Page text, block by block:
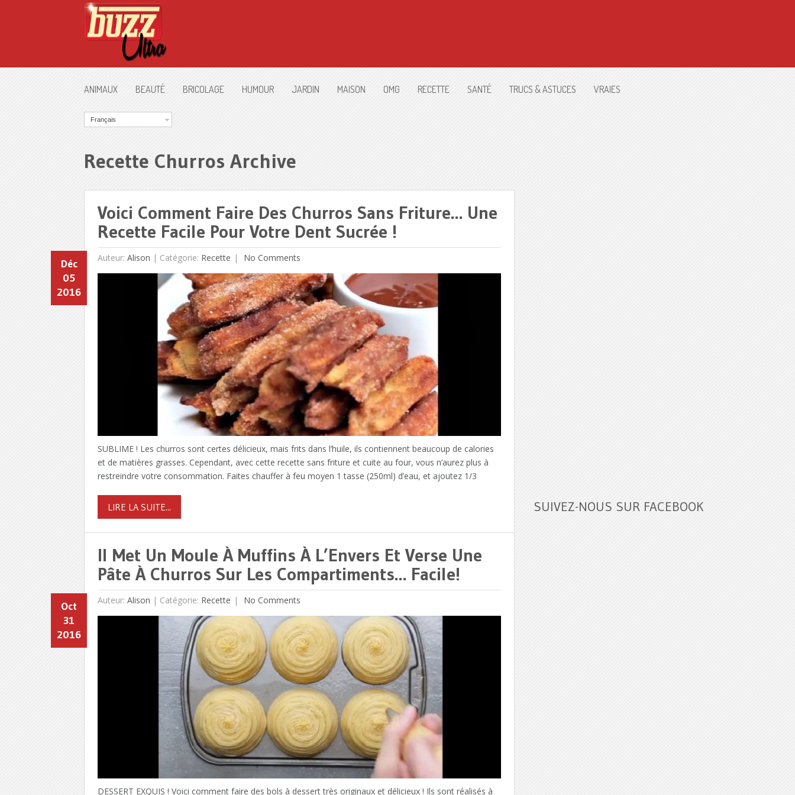
ANIMAUX BEAUTÉ BRICOLAGE HUMOUR JARDIN MAISON OMG RECETTE SANTÉ TRUCS & ASTUCES VRAIES
Français
Recette Churros Archive
Voici Comment Faire Des Churros Sans Friture… Une
Recette Facile Pour Votre Dent Sucrée !
Auteur: Alison |
Déc
05
2016
Catégorie: Recette No Comments
SUBLIME ! Les churros sont certes délicieux, mais frits dans l’huile, ils contiennent beaucoup de calories
et de matières grasses. Cependant, avec cette recette sans friture et cuite au four, vous n’aurez plus à
restreindre votre consommation. Faites chauffer à feu moyen 1 tasse (250ml) d’eau, et ajoutez 1/3
LIRE LA SUITE...
Il Met Un Moule À Muffins À L’Envers Et Verse Une
Pâte À Churros Sur Les Compartiments… Facile!
Auteur: Alison |
Oct
31
2016
Catégorie: Recette No Comments
DESSERT EXQUIS ! Voici comment faire des bols à dessert très originaux et délicieux ! Ils sont réalisés à
SUIVEZ-NOUS SUR FACEBOOK